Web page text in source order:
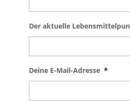
Der aktuelle
Deine E-Mail-Adresse *